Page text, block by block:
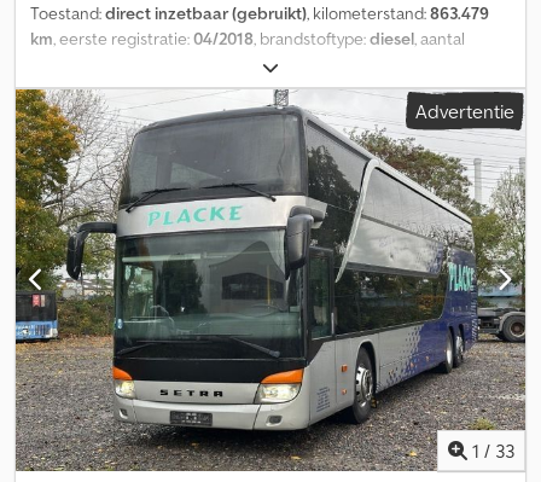
Toestand:direct inzetbaar (gebruikt), kilometerstand:863.479
km, eerste registratie:04/2018, brandstoftype:diesel, aantal
2 assen
kleur:geel, remmen:retarder, bandenmaten:295/80 R22.5,
Bouwjaar:2018, machine-/voertuignummer:
YS9YR1237BM016537
ABS, airconditioning,
standkachel, Wij wijzen op lichte gebruikssporen, zichtbaar op de
detailfoto's; de bijrijdersstoel blijft niet gesloten. Houd er rekening
mee dat dit voertuig, indien aangekocht voor export naar Spanje,
individuele goedkeuring vereist voordat het kan worden
geregistreerd. Het voertuig is beschikbaar voor directe aankoop
(Koop Nu), of u kunt een bod uitbrengen en een onderhandeling
starten. Crjdpfxszfm Sns Amgof
Advertentie
1 / 33